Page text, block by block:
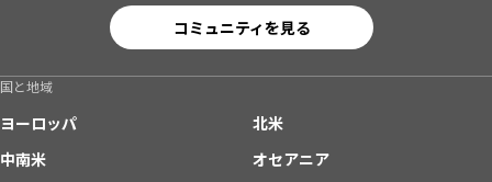
コミュニティを見る
国と地域
ヨーロッパ
北米
中南米
オセアニア